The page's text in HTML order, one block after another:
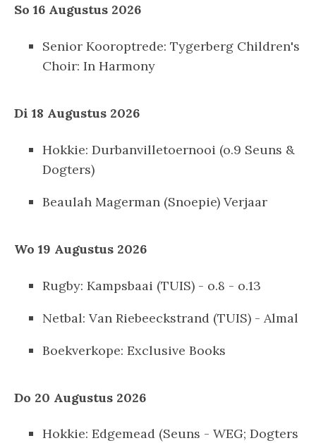
So 16 Augustus 2026
Senior Kooroptrede: Tygerberg Children's
Choir: In Harmony
Di 18 Augustus 2026
Hokkie: Durbanvilletoernooi (o.9 Seuns &
Dogters)
Beaulah Magerman (Snoepie) Verjaar
Wo 19 Augustus 2026
Rugby: Kampsbaai (TUIS) - o.8 - o.13
Netbal: Van Riebeeckstrand (TUIS) - Almal
Boekverkope: Exclusive Books
Do 20 Augustus 2026
Hokkie: Edgemead (Seuns - WEG; Dogters